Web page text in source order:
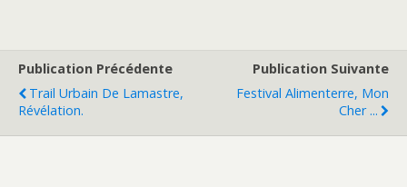
Publication Précédente
Trail Urbain De Lamastre,
Révélation.
Publication Suivante
Festival Alimenterre, Mon
Cher ...